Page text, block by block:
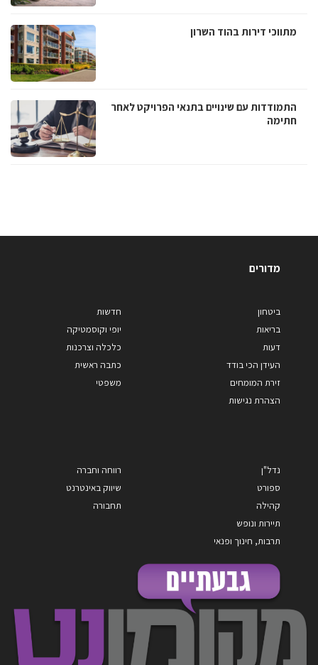
מתווכי דירות בהוד השרון
התמודדות עם שינויים בתנאי הפרויקט לאחר
חתימה
מדורים
ביטחון
בריאות
דעות
העידן הכי בודד
זירת המומחים
הצהרת נגישות
חדשות
יופי וקוסמטיקה
כלכלה וצרכנות
כתבה ראשית
משפטי
נדל"ן
ספורט
קהילה
תיירות ונופש
תרבות, חינוך ופנאי
רווחה וחברה
שיווק באינטרנט
תחבורה